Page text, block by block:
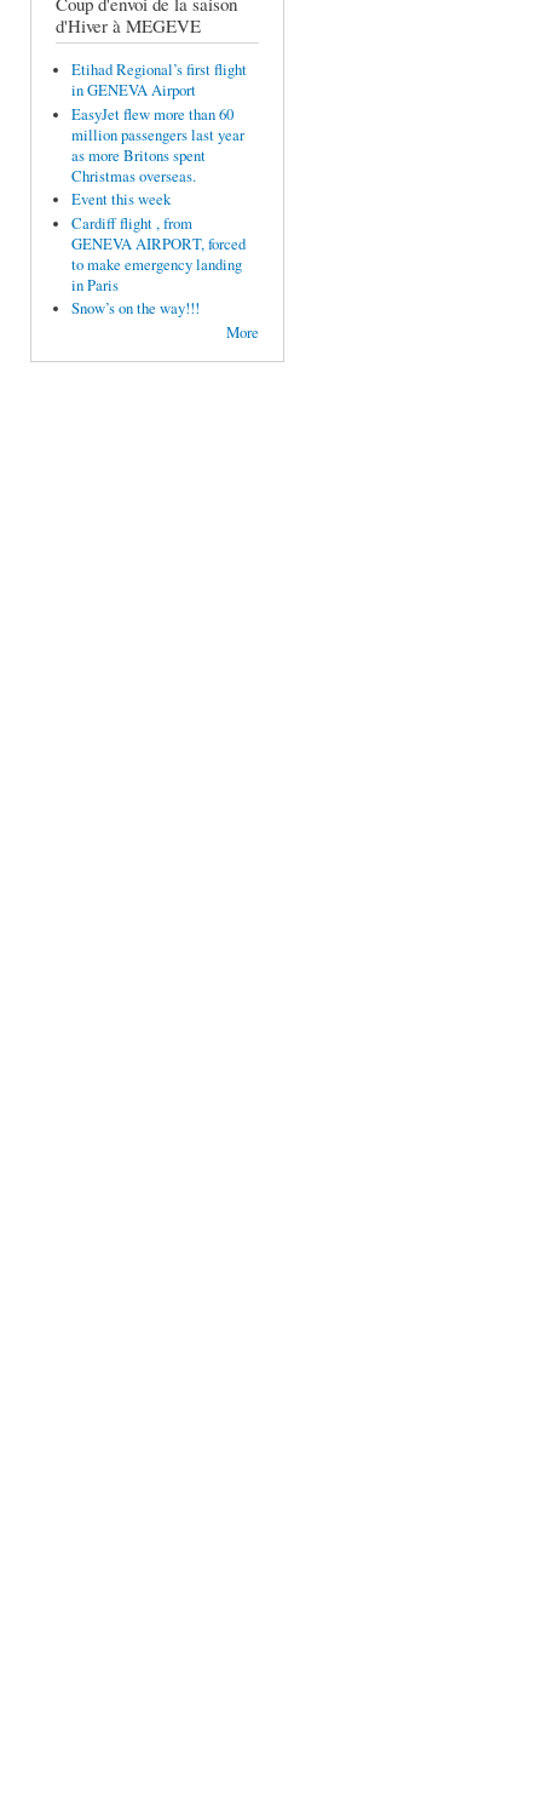
d'Hiver à MEGEVE
Etihad Regional’s first flight
in GENEVA Airport
EasyJet flew more than 60
million passengers last year
as more Britons spent
Christmas overseas.
Event this week
Cardiff flight , from
GENEVA AIRPORT, forced
to make emergency landing
in Paris
Snow’s on the way!!!
More